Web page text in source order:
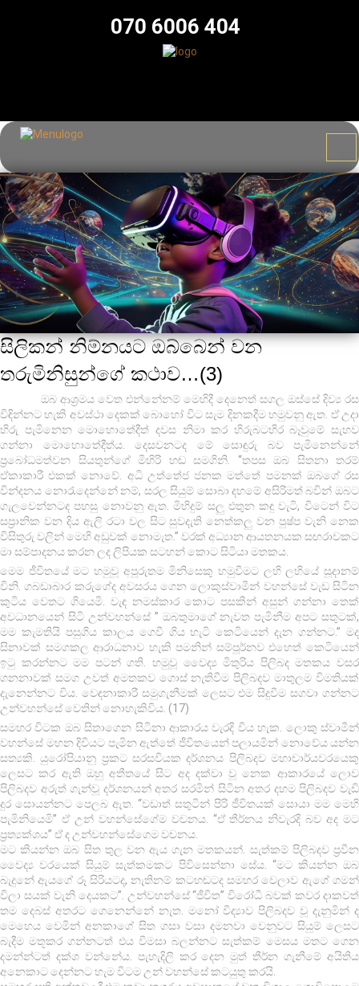
070 6006 404
සිලිකන් නිම්නයට ඔබ්බෙන් වන
තරුමිනිසුන්ගේ කථාව…(3)
ඔබ ආශ්‍රමය වෙත එන්නේනම් මෙහිදී දෙනෙත් සගල ඔස්සේ දිව්‍ය රස
විඳින්නට හැකි අවස්ථා දෙකක් බොහෝ විට සැම දිනකදීම හමුවනු ඇත. ඒ උදා
හිරු පැමිනෙන මොහොතේදීත් දවස නිමා කර හිරුබටහිර බෑවුමේ සැහව
ගන්නා මොහොතේදීත්ය. දෙසවනටද මේ සොඳුරු බව පැමිනෙන්නේ
ප්‍රබෝධමත්වන සියතුන්ගේ මිහිරි හඬ සමගිනි. “තපස ඔබ සිතනා තරම්
ඒකාකාරී එකක් නොවේ. අධි උත්තේජ ජනක මත්තේ පමනක් ඔබගේ රස
වින්දනය නො‍රැදෙන්නේ නම්, සරල සියුම් සොබා දහමේ අසිරිමත් බවින් ඔබට
ගැලවෙන්නටද පහසු නොවනු ඇත. මිහිදුම් සලු එතුන කඳු වැටි, විටෙන් විට
සප්‍රානික වන දිය ඇලි රටා වල සිට සුවදැති නෙත්කලු වන පුෂ්ප වැනි නෙක
විසිතුරු වලින් මෙහි අඩුවක් නොමැත.” වරක් අධ්‍යාන ආයතනයක සඟරාවකට
මා සම්පාදනය කරන ලද ලිපියක සටහන් කොට සිටියා මතකය.
මෙම ජීවිතයේ මට හමුවූ අපූරුතම මිනිසෙකු හමුවීමට ලහි ලහියේ සූදානම්
විනි. ගබඩාබාර කරුගේද අවසරය ගෙන ලොකුස්වාමීන් වහන්සේ වැඩ සිටින
කුටිය වෙතට ගියෙමි. වැඳ නමස්කාර කොට පසකින් අසුන් ගන්නා තෙක්
අවධානයෙන් සිටි උන්වහන්සේ ” ඔබතුමාගේ නැවත පැමිනීම අපට සතුටක්,
මම කැමතියි පසුගිය කාලය ගෙවී ගිය හැටි කෙටියෙන් දැන ගන්නට.” මද
සිනාවක් සමගකල ආරාධනාව හැකි පමනින් සම්පූර්නව එහෙත් කෙටියෙන්
ඉ‍ටු කරන්නට මම පටන් ගති. හමුවූ වෛද්‍ය මිතුරිය පිලිබද මතකය වසර
ගනනාවක් සමග උවත් අමතකව ගොස් නැතිවීම පිලිබදව මාතුලම විමතියක්
දැනෙන්නට විය. වෙඳනාකාරී සමුගැනීමක් ලෙසට එම සිදුවීම සගවා ගන්නට
උන්වහන්සේ වෙතින් නොහැකිවිය. (17)
සමහර විටක ඔබ සිතාගෙන සිටිනා ආකාරය වැරදි විය හැක. ලොකු ස්වාමීන්
වහන්සේ මහන දිවියට පැමින ඇත්තේ ජීවිතයෙන් පලායමින් නොවේය යන්න
සත්‍යකි. යුරෝපියානු ප්‍රකට සරසවියක දර්ශනය පිලිබදව මහාචාර්යවරයෙකු
ලෙසට කර ඇති ඔහු අතීතයේ සිට අද දක්වා වූ නෙක ආකාරයේ ලොව
පිලිබදව අරුත් ගැන්වූ දර්ශනයන් අතර සරමින් සිටින අතර දහම පිලිබදව වැඩි
දුර සොයන්නට පෙලබ ඇත. “වඩාත් සතුටින් පිරි ජීවිතයක් සොයා මම මෙහි
පැමිනියෙමි” ඒ උන් වහන්සේගේම වචනය. “ඒ තීර්නය නිවැරදි බව අද මට
ප්‍රත්‍යක්ශය” ඒ ද උන්වහන්සේගෙම වචනය.
මට කියන්න ඔබ සිත තුල වන ඇය ගැන මතකයන්. සැත්කම් පිලිබදව ප්‍රවීන
වෛද්‍ය වරයෙක් සියුම් සැත්කමකට පිවිසෙන්නා සේය. “මට කියන්න ඔබ
බැදුනේ ඇයගේ රූ සිරියටද, නැතිනම් කටහඬටද සමහර වෙලාව ඇගේ ගමන්
විලා සයක් වැනි දෙයකට”. උන්වහන්සේ “ජීවිත” විරෝධී බවක් කවර දාකවත්
තම දෙබස් අතරට ගෙනෙන්නේ නැත. මනෝ විද්‍යාව පිලිබදව වූ දැනුමින් ද
මෙහෙය වෙමින් අනකාගේ සිත ගසා වසා දමනවා වෙනුවට සියුම් ලෙසට
බැදීම මතූකර ගන්නටත් එය විමසා බලන්නට සැත්කම් මෙසය මතට ගෙන
දමන්න්ටත් දක්ශ වන්නේය. පැහැදිලි කර දෙන මුත් තීර්න ගැනීමේ අයිතිය
අනෙකාට දෙන්නට හැම විටම උන් වහන්සේ කටයුතු කරයි.